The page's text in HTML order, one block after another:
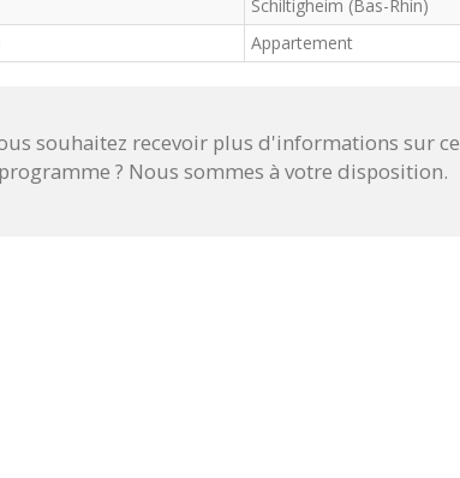
Schiltigheim (Bas-Rhin)
Appartement
souhaitez recevoir plus d'informations sur ce
programme ? Nous sommes à votre disposition.